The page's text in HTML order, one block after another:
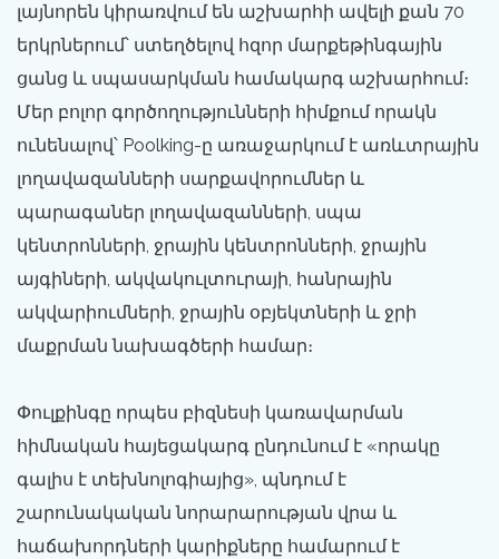
լայնորեն կիրառվում են աշխարհի ավելի քան 70
երկրներում՝ ստեղծելով հզոր մարքեթինգային
ցանց և սպասարկման համակարգ աշխարհում։
Մեր բոլոր գործողությունների հիմքում որակն
ունենալով՝ Poolking-ը առաջարկում է առևտրային
լողավազանների սարքավորումներ և
պարագաներ լողավազանների, սպա
կենտրոնների, ջրային կենտրոնների, ջրային
այգիների, ակվակուլտուրայի, հանրային
ակվարիումների, ջրային օբյեկտների և ջրի
մաքրման նախագծերի համար։
Փուլքինգը որպես բիզնեսի կառավարման
հիմնական հայեցակարգ ընդունում է «որակը
գալիս է տեխնոլոգիայից», պնդում է
շարունակական նորարարության վրա և
հաճախորդների կարիքները համարում է